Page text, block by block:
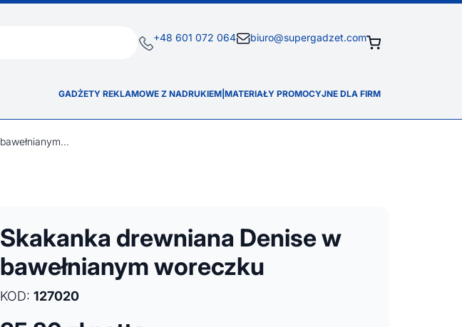
+48 601 072 064 biuro@supergadzet.com
GADŻETY REKLAMOWE Z NADRUKIEM MATERIAŁY PROMOCYJNE DLA FIRM
Skakanka drewniana Denise w bawełnianym woreczku
Skakanka drewniana Denise w
bawełnianym woreczku
KOD: 127020